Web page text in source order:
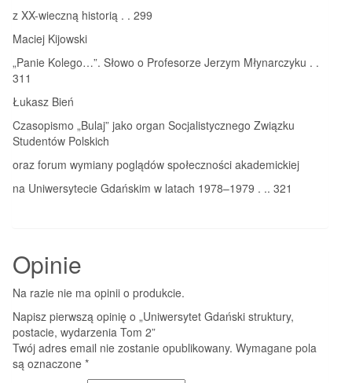
z XX-wieczną historią . . 299
Maciej Kijowski
„Panie Kolego…”. Słowo o Profesorze Jerzym Młynarczyku . .
311
Łukasz Bień
Czasopismo „Bulaj” jako organ Socjalistycznego Związku
Studentów Polskich
oraz forum wymiany poglądów społeczności akademickiej
na Uniwersytecie Gdańskim w latach 1978–1979 . .. 321
Opinie
Na razie nie ma opinii o produkcie.
Napisz pierwszą opinię o „Uniwersytet Gdański struktury,
postacie, wydarzenia Tom 2”
Twój adres email nie zostanie opublikowany. Wymagane pola
są oznaczone *